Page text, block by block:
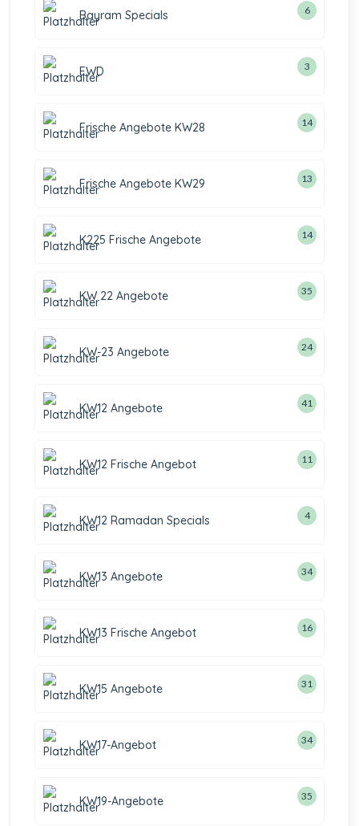
Bayram Specials 6
EWD 3
Frische Angebote KW28 14
Frische Angebote KW29 13
K225 Frische Angebote 14
KW 22 Angebote 35
KW-23 Angebote 24
KW12 Angebote 41
KW12 Frische Angebot 11
KW12 Ramadan Specials 4
KW13 Angebote 34
KW13 Frische Angebot 16
KW15 Angebote 31
KW17-Angebot 34
KW19-Angebote 35